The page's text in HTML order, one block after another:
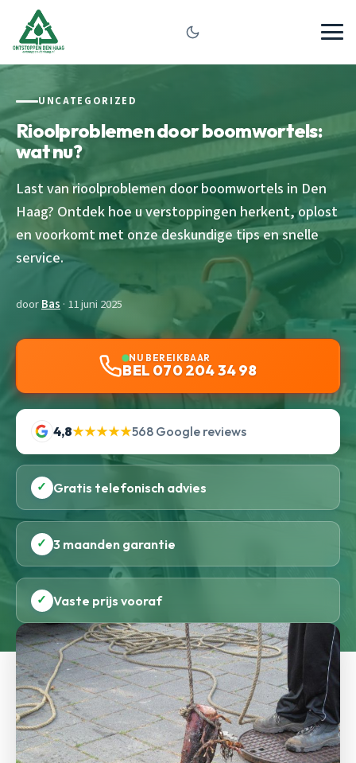
UNCATEGORIZED
Rioolproblemen door boomwortels:
wat nu?
Last van rioolproblemen door boomwortels in Den
Haag? Ontdek hoe u verstoppingen herkent, oplost
en voorkomt met onze deskundige tips en snelle
service.
doorBas · 11 juni 2025
NU BEREIKBAAR
BEL 070 204 34 98
4,8★★★★★568 Google reviews
✓ Gratis telefonisch advies
✓ 3 maanden garantie
✓ Vaste prijs vooraf